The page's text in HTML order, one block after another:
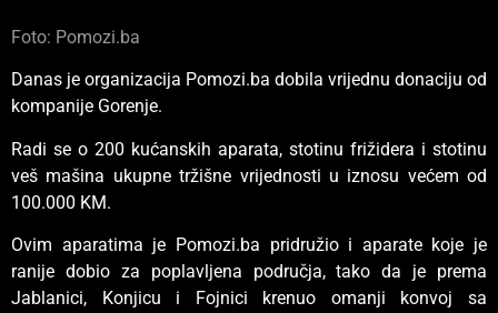
Foto: Pomozi.ba
Danas je organizacija Pomozi.ba dobila vrijednu donaciju od
kompanije Gorenje.
Radi se o 200 kućanskih aparata, stotinu frižidera i stotinu
veš mašina ukupne tržišne vrijednosti u iznosu većem od
100.000 KM.
Ovim aparatima je Pomozi.ba pridružio i aparate koje je
ranije dobio za poplavljena područja, tako da je prema
Jablanici, Konjicu i Fojnici krenuo omanji konvoj sa